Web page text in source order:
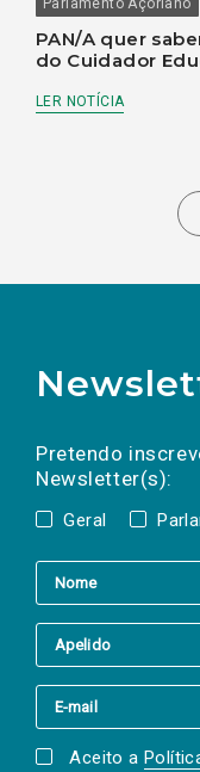
PAN/A quer
do Cuidador
LER NOTÍCIA
Pretendo
Newsletter(s):
Geral
a(s)
mail
Aceito a